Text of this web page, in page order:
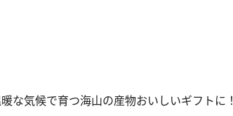
な気候で育つ海山の産物おいしいギフトに！